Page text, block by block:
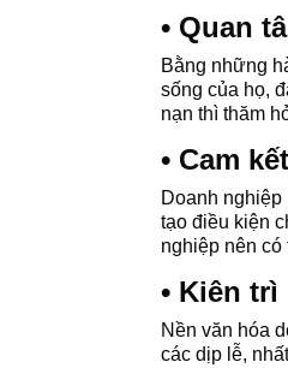
• Quan
Bằng những
sống của họ,
nạn thì thăm
• Cam
Doanh
tạo điều kiện
nghiệp nên
• Kiên
Nền văn hóa
các dịp lễ,